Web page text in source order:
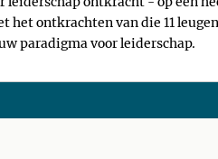
ontkrachten van die 11
paradigma voor leiderschap.